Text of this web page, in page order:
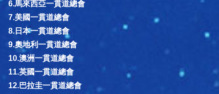
6.馬來西亞一貫道總會
7.美國一貫道總會
8.日本一貫道總會
9.奧地利一貫道總會
10.澳洲一貫道總會
11.英國一貫道總會
12.巴拉圭一貫道總會